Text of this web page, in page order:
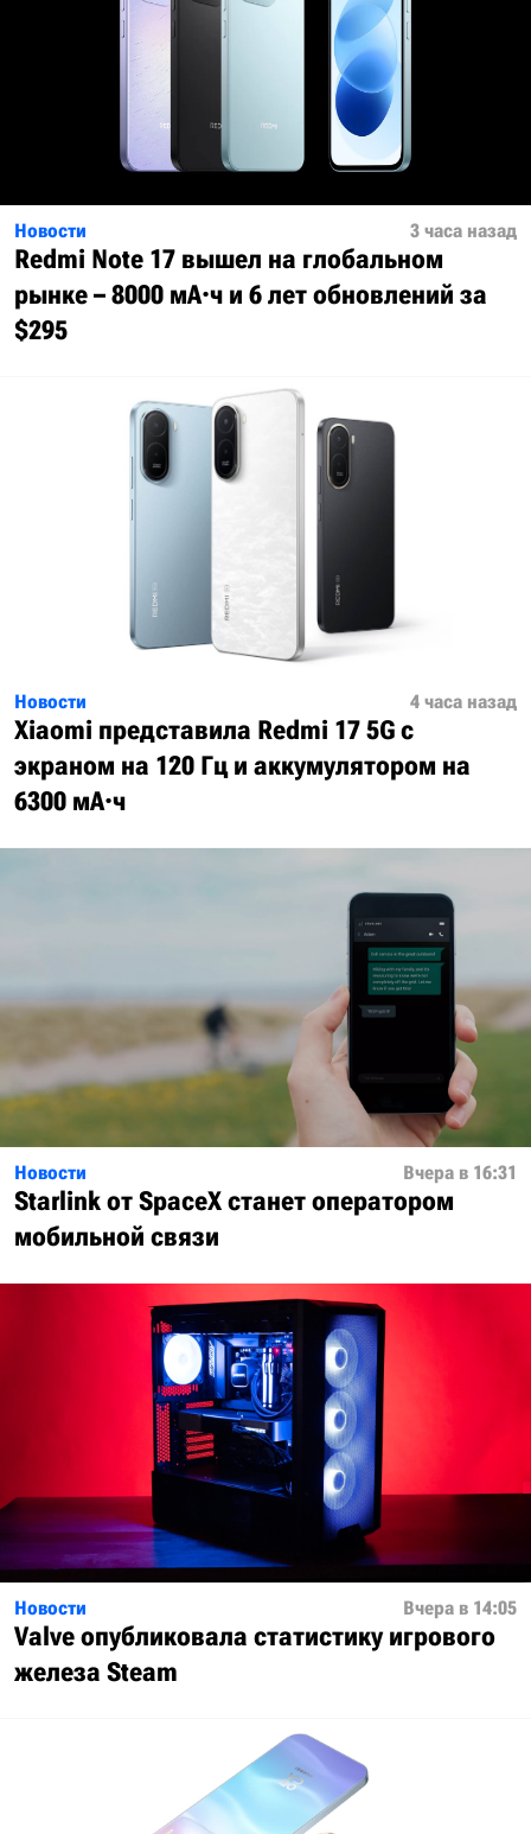
Новости 3 часа назад
Redmi Note 17 вышел на глобальном
рынке – 8000 мА·ч и 6 лет обновлений за
$295
Новости 4 часа назад
Xiaomi представила Redmi 17 5G с
экраном на 120 Гц и аккумулятором на
6300 мА·ч
Новости Вчера в 16:31
Starlink от SpaceX станет оператором
мобильной связи
Новости Вчера в 14:05
Valve опубликовала статистику игрового
железа Steam